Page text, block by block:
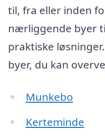
til, fra eller inden
nærliggende byer
praktiske
byer, du kan
Munkebo
Kerteminde